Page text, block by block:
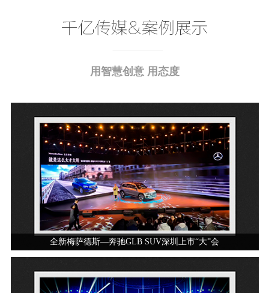
用智慧创意 用态度
全新梅萨德斯—奔驰GLB SUV深圳上市“大”会